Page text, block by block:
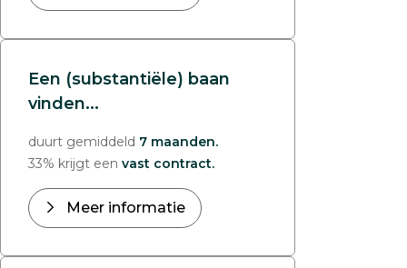
Een (substantiële) baan
vinden...
duurt gemiddeld 7 maanden.
33% krijgt een vast contract.
Meer informatie